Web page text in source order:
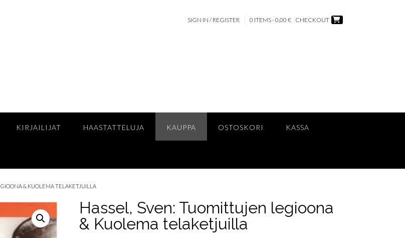
SIGN IN / REGISTER 0 ITEMS - 0,00 € CHECKOUT
KIRJAILIJAT HAASTATTELUJA KAUPPA OSTOSKORI KASSA
& KUOLEMA TELAKETJUILLA
Hassel, Sven: Tuomittujen legioona
& Kuolema telaketjuilla